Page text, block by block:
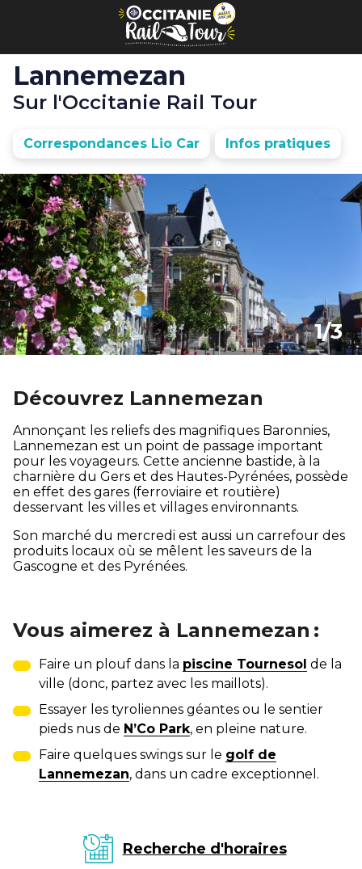
Panneau de gestion des cookies
Lannemezan
Sur l'Occitanie Rail Tour
Correspondances Lio Car Infos pratiques
1/3
Découvrez Lannemezan
Annonçant les reliefs des magnifiques Baronnies,
Lannemezan est un point de passage important
pour les voyageurs. Cette ancienne bastide, à la
charnière du Gers et des Hautes-Pyrénées, possède
en effet des gares (ferroviaire et routière)
desservant les villes et villages environnants.
Son marché du mercredi est aussi un carrefour des
produits locaux où se mêlent les saveurs de la
Gascogne et des Pyrénées.
Vous aimerez à Lannemezan :
Faire un plouf dans la piscine Tournesol de la
ville (donc, partez avec les maillots).
Essayer les tyroliennes géantes ou le sentier
pieds nus de N’Co Park, en pleine nature.
Faire quelques swings sur le golf de
Lannemezan, dans un cadre exceptionnel.
Recherche d'horaires